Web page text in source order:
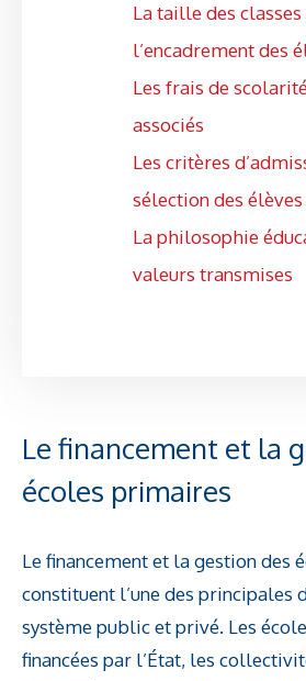
La taille des classes
l’encadrement des
Les frais de
associés
Les critères
sélection des élèves
La philosophie
valeurs transmises
Le financement et la
écoles primaires
Le financement et la gestion des
constituent l’une des principales
système public et privé. Les
financées par l’État, les